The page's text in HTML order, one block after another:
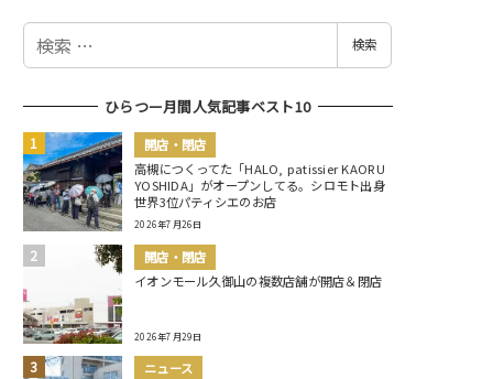
検
検索
ひらつー月間人気記事ベスト10
開店・閉店
高槻につくってた「HALO, patissier KAORU
YOSHIDA」がオープンしてる。シロモト出身
世界3位パティシエのお店
2026年7月26日
開店・閉店
イオンモール久御山の複数店舗が開店＆閉店
2026年7月29日
ニュース